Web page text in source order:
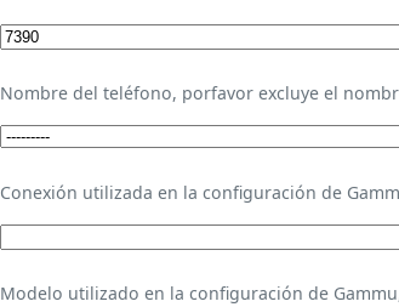
Nombre del teléfono, porfavor excluye el
Conexión utilizada en la configuración de
Modelo utilizado en la configuración de